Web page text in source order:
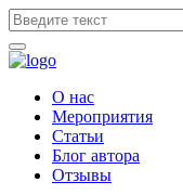
О нас
Мероприятия
Статьи
Блог автора
Отзывы